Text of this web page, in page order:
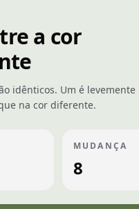
a cor
idênticos. Um é levemente
na cor diferente.
MUDANÇA
8